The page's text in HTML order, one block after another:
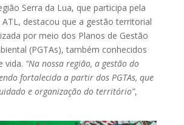
Serra da Lua, que participa pela
destacou que a gestão territorial
por meio dos Planos de Gestão
(PGTAs), também conhecidos
vida. “Na nossa região, a gestão do
fortalecida a partir dos PGTAs, que
e organização do território”,